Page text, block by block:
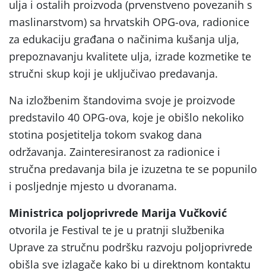
ulja i ostalih proizvoda (prvenstveno povezanih s
maslinarstvom) sa hrvatskih OPG-ova, radionice
za edukaciju građana o načinima kušanja ulja,
prepoznavanju kvalitete ulja, izrade kozmetike te
stručni skup koji je uključivao predavanja.
Na izložbenim štandovima svoje je proizvode
predstavilo 40 OPG-ova, koje je obišlo nekoliko
stotina posjetitelja tokom svakog dana
održavanja. Zainteresiranost za radionice i
stručna predavanja bila je izuzetna te se popunilo
i posljednje mjesto u dvoranama.
Ministrica poljoprivrede Marija Vučković
otvorila je Festival te je u pratnji službenika
Uprave za stručnu podršku razvoju poljoprivrede
obišla sve izlagače kako bi u direktnom kontaktu